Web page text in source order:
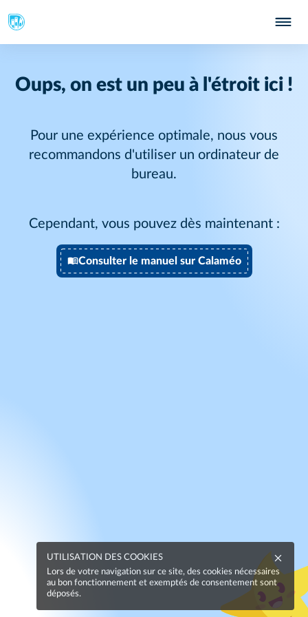
Oups, on est un peu à l'étroit ici !
Pour une expérience optimale, nous vous
recommandons d'utiliser un ordinateur de
bureau.
Cependant, vous pouvez dès maintenant :
Consulter le manuel sur Calaméo
UTILISATION DES COOKIES
Lors de votre navigation sur ce site, des cookies nécessaires
au bon fonctionnement et exemptés de consentement sont
déposés.